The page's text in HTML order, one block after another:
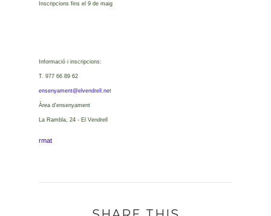
Inscripcions fins el 9 de maig
Informació i inscripcions:
T. 977 66 89 62
ensenyament@elvendrell.net
Àrea d'ensenyament
La Rambla, 24 - El Vendrell
rmat